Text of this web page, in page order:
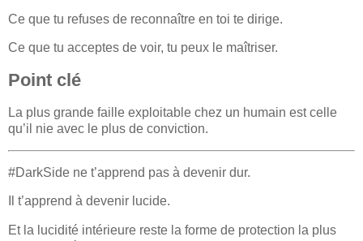
Ce que tu refuses de reconnaître en toi te dirige.
Ce que tu acceptes de voir, tu peux le maîtriser.
Point clé
La plus grande faille exploitable chez un humain est celle
qu’il nie avec le plus de conviction.
#DarkSide ne t’apprend pas à devenir dur.
Il t’apprend à devenir lucide.
Et la lucidité intérieure reste la forme de protection la plus